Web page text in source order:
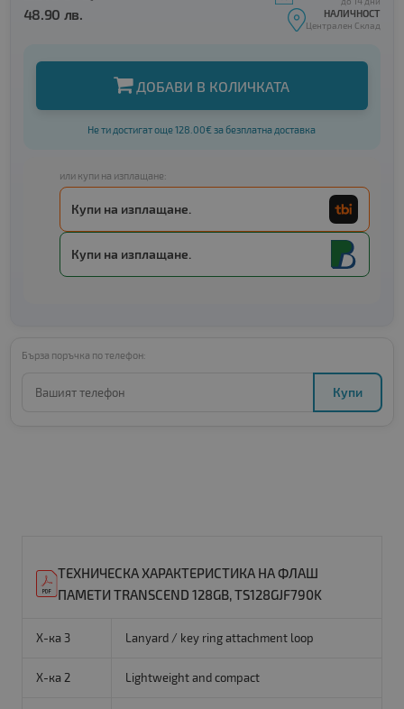
48.90 лв. НАЛИЧНОСТ
Централен Склад
ДОБАВИ В КОЛИЧКАТА
Не ти достигат още 128.00€ за безплатна доставка
или купи на изплащане:
Купи на изплащане.
Купи на изплащане.
Бърза поръчка по телефон:
Купи
ТЕХНИЧЕСКА ХАРАКТЕРИСТИКА НА ФЛАШ
ПАМЕТИ TRANSCEND 128GB, TS128GJF790K
Х-ка 3 Lanyard / key ring attachment loop
Х-ка 2 Lightweight and compact